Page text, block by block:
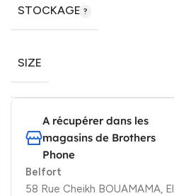
STOCKAGE
SIZE
A récupérer dans les
magasins de Brothers
Phone
Belfort
58 Rue Cheikh BOUAMAMA, El